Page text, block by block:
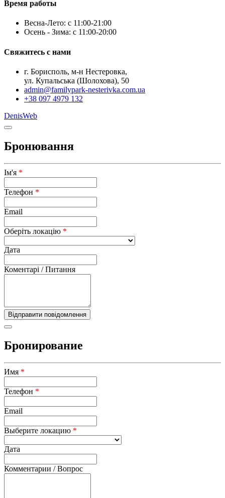
Время работы
Весна-Лето: с 11:00-21:00
Осень - Зима: с 11:00-20:00
Свяжитесь с нами
г. Борисполь, м-н Нестеровка,
ул. Купальська (Шолохова), 50
admin@familypark-nesterivka.com.ua
+38 097 4979 132
DenisWeb
Бронювання
Ім'я *
Телефон *
Email
Оберіть локацію *
Дата
Коментарі / Питання
Бронирование
Имя *
Телефон *
Email
Выберите локацию *
Дата
Комментарии / Вопрос